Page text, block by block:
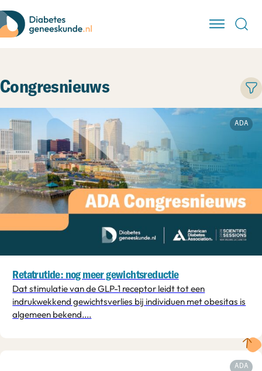
Congresnieuws
ADA
Retatrutide: nog meer gewichtsreductie
Dat stimulatie van de GLP-1 receptor leidt tot een
indrukwekkend gewichtsverlies bij individuen met obesitas is
algemeen bekend....
ADA